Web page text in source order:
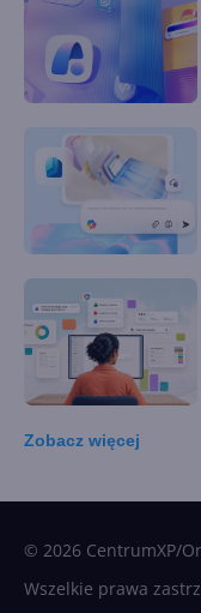
Zobacz więcej
© 2026 CentrumXP/
Wszelkie prawa